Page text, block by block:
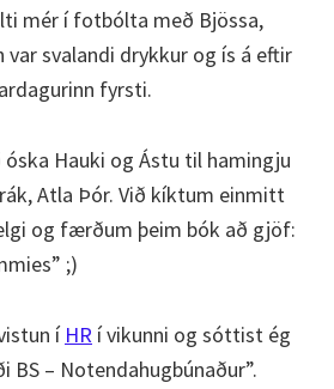
mér í fotbólta með Bjössa,
var svalandi drykkur og ís á eftir
fyrsti.
óska Hauki og Ástu til hamingju
Atla Þór. Við kíktum einmitt
og færðum þeim bók að gjöf:
;)
í HR í vikunni og sóttist ég
– Notendahugbúnaður”.